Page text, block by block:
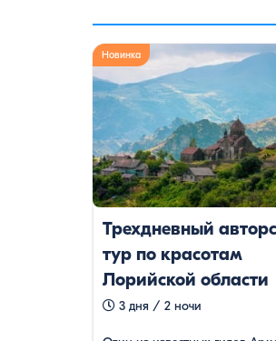
Новинка
Трехдневный
тур по красотам
Лорийской области
3 дня / 2 ночи